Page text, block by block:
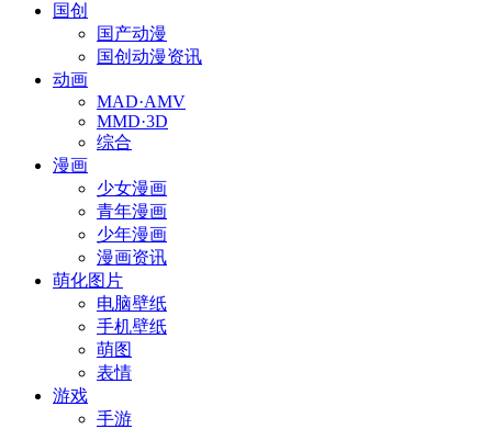
国创
国产动漫
国创动漫资讯
动画
MAD·AMV
MMD·3D
综合
漫画
少女漫画
青年漫画
少年漫画
漫画资讯
萌化图片
电脑壁纸
手机壁纸
萌图
表情
游戏
手游